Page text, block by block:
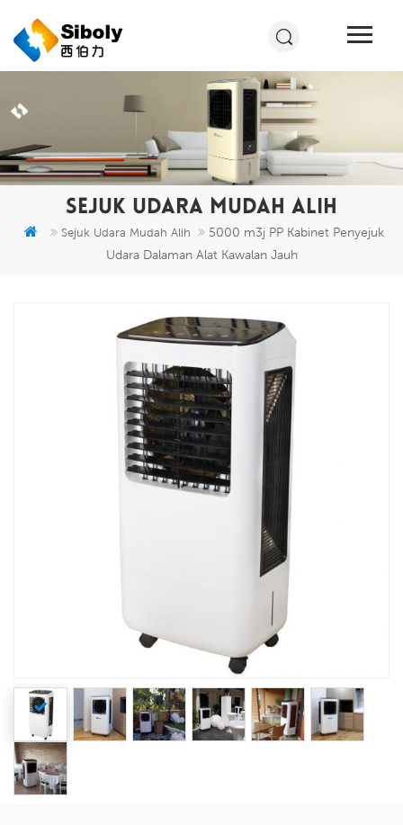
SEJUK UDARA MUDAH ALIH
Sejuk Udara Mudah Alih
5000 m3j PP Kabinet Penyejuk
Udara Dalaman Alat Kawalan Jauh